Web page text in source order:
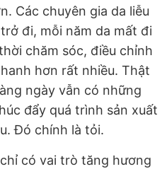
Các chuyên gia da liễu
đi, mỗi năm da mất đi
chăm sóc, điều chỉnh
hơn rất nhiều. Thật
ngày vẫn có những
đẩy quá trình sản xuất
Đó chính là tỏi.
có vai trò tăng hương